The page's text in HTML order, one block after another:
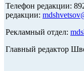
Телефон редакции:
редакции:
Рекламный отдел:
Главный редактор